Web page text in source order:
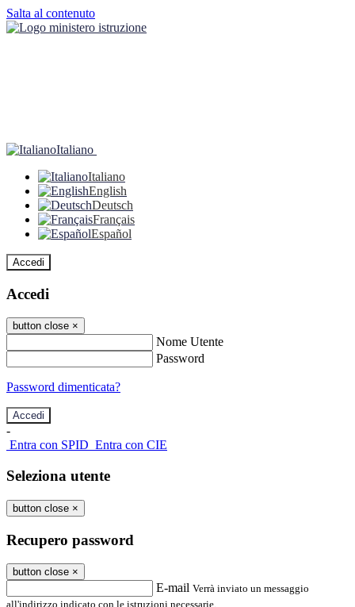
Salta al contenuto
Italiano
Italiano
English
Deutsch
Français
Español
Accedi
Accedi
button close ×
Nome Utente
Password
Password dimenticata?
-
Entra con SPID Entra con CIE
Seleziona utente
button close ×
Recupero password
button close ×
E-mail Verrà inviato un messaggio
all'indirizzo indicato con le istruzioni necessarie.